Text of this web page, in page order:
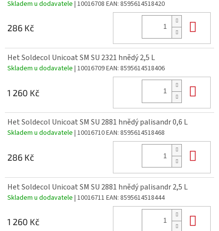
Skladem u dodavatele | 10016708 EAN: 8595614518420
286 Kč
Het Soldecol Unicoat SM SU 2321 hnědý 2,5 L
Skladem u dodavatele | 10016709EAN: 8595614518406
1 260 Kč
Het Soldecol Unicoat SM SU 2881 hnědý palisandr 0,6 L
Skladem u dodavatele | 10016710EAN: 8595614518468
286 Kč
Het Soldecol Unicoat SM SU 2881 hnědý palisandr 2,5 L
Skladem u dodavatele | 10016711 EAN: 8595614518444
1 260 Kč